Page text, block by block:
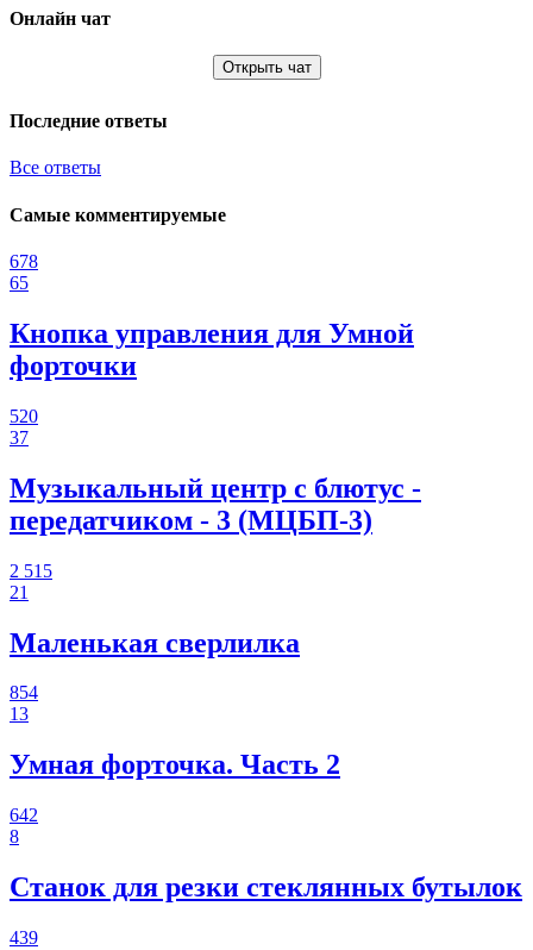
Онлайн чат
Открыть чат
Последние ответы
Все ответы
Самые комментируемые
678
65
Кнопка управления для Умной
форточки
520
37
Музыкальный центр с блютус -
передатчиком - 3 (МЦБП-3)
2 515
21
Маленькая сверлилка
854
13
Умная форточка. Часть 2
642
8
Станок для резки стеклянных бутылок
439